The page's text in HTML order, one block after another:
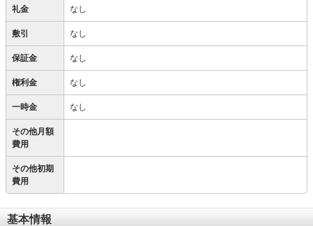
礼金 なし
敷引 なし
保証金 なし
権利金 なし
一時金 なし
その他月額
費用
その他初期
費用
基本情報